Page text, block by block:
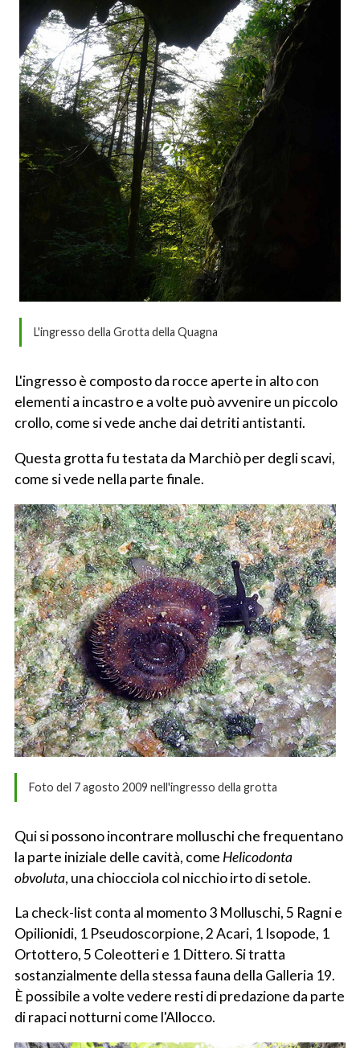
L'ingresso della Grotta della Quagna
L'ingresso è composto da rocce aperte in alto con
elementi a incastro e a volte può avvenire un piccolo
crollo, come si vede anche dai detriti antistanti.
Questa grotta fu testata da Marchiò per degli scavi,
come si vede nella parte finale.
Foto del 7 agosto 2009 nell'ingresso della grotta
Qui si possono incontrare molluschi che frequentano
la parte iniziale delle cavità, come Helicodonta
obvoluta, una chiocciola col nicchio irto di setole.
La check-list conta al momento 3 Molluschi, 5 Ragni e
Opilionidi, 1 Pseudoscorpione, 2 Acari, 1 Isopode, 1
Ortottero, 5 Coleotteri e 1 Dittero. Si tratta
sostanzialmente della stessa fauna della Galleria 19.
È possibile a volte vedere resti di predazione da parte
di rapaci notturni come l'Allocco.